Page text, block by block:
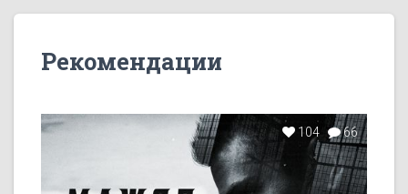
Рекомендации
104 66